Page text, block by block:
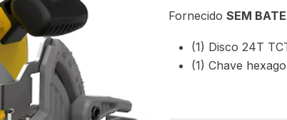
Fornecido SEM
(1) Disco 24T
(1) Chave